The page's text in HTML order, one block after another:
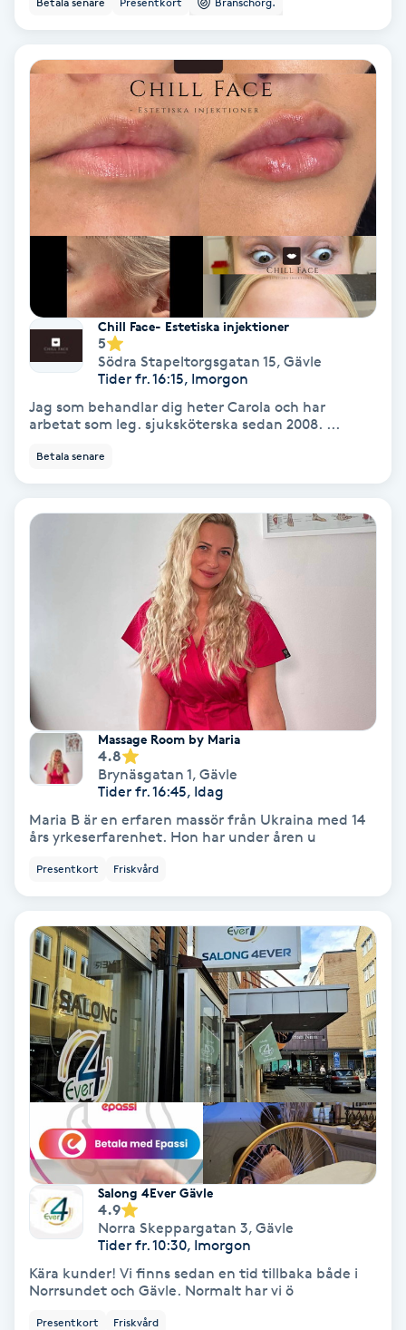
Babylights
Balayage
Bambumassage
Barnklippning
Bröllopsuppsättning
Celluliter
Coachning
Color correction
Cryoterapi
Damklippning
Dermapen
Diamantslipning
Enzympeeling
Extensions
Extensions borttagning
Eyeliner-tatuering
Chill Face- Estetiska injektioner
5
Södra Stapeltorgsgatan 15, Gävle
Tider fr. 16:15, Imorgon
Jag som behandlar dig heter Carola och har
arbetat som leg. sjuksköterska sedan 2008. ...
Betala senare
Massage Room by Maria
4.8
Brynäsgatan 1, Gävle
Tider fr. 16:45, Idag
Maria B är en erfaren massör från Ukraina med 14
års yrkeserfarenhet. Hon har under åren u
Presentkort Friskvård
Salong 4Ever Gävle
4.9
Norra Skeppargatan 3, Gävle
Tider fr. 10:30, Imorgon
Kära kunder! Vi finns sedan en tid tillbaka både i
Norrsundet och Gävle. Normalt har vi ö
Presentkort Friskvård